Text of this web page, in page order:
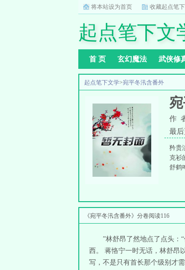
将本站设为首页 收藏起点笔
起点笔下文
首 页 玄幻魔法 武侠修
起点笔下文学>宛平冬汛含番外
作
最
矜贵
克衫
舒鹤
《宛平冬汛含番外》分卷阅读116
”林舒昂了然地点了点头：
西。 蒋恪宁一时无话，林舒昂
写，不是只有首长那个级别才